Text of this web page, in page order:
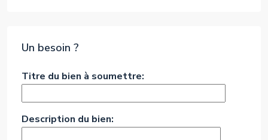
Un besoin ?
Titre du bien à soumettre:
Description du bien: